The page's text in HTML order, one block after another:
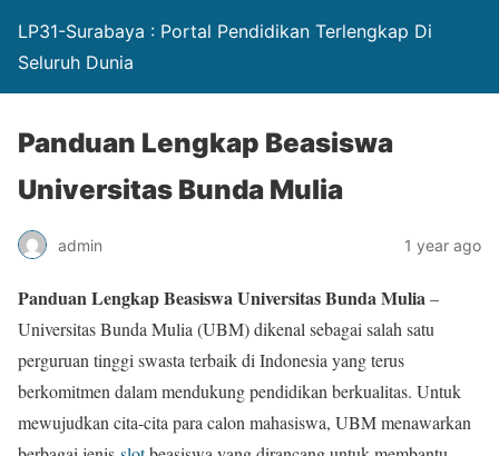
LP31-Surabaya : Portal Pendidikan Terlengkap Di
Seluruh Dunia
Panduan Lengkap Beasiswa
Universitas Bunda Mulia
admin 1 year ago
Panduan Lengkap Beasiswa Universitas Bunda Mulia–
Universitas Bunda Mulia (UBM) dikenal sebagai salah satu
perguruan tinggi swasta terbaik di Indonesia yang terus
berkomitmen dalam mendukung pendidikan berkualitas. Untuk
mewujudkan cita-cita para calon mahasiswa, UBM menawarkan